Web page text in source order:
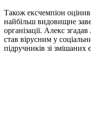
Також ексчемпіон
найбільш видовищне
організації. Алекс
став вірусним у
підручників зі змішаних